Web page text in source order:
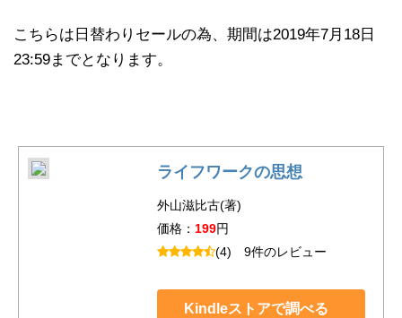
こちらは日替わりセールの為、期間は2019年7月18日
23:59までとなります。
ライフワークの思想
外山滋比古(著)
価格： 199円
(4) 9件のレビュー
Kindleストアで調べる